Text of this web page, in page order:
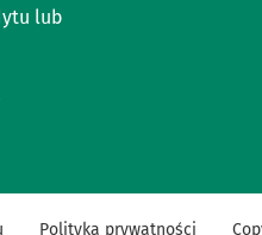
lub
Polityka prywatności